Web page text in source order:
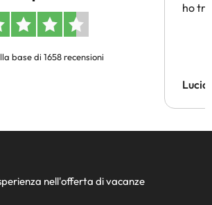
base di 1658 recensioni
ho
Lucia
nell'offerta di vacanze